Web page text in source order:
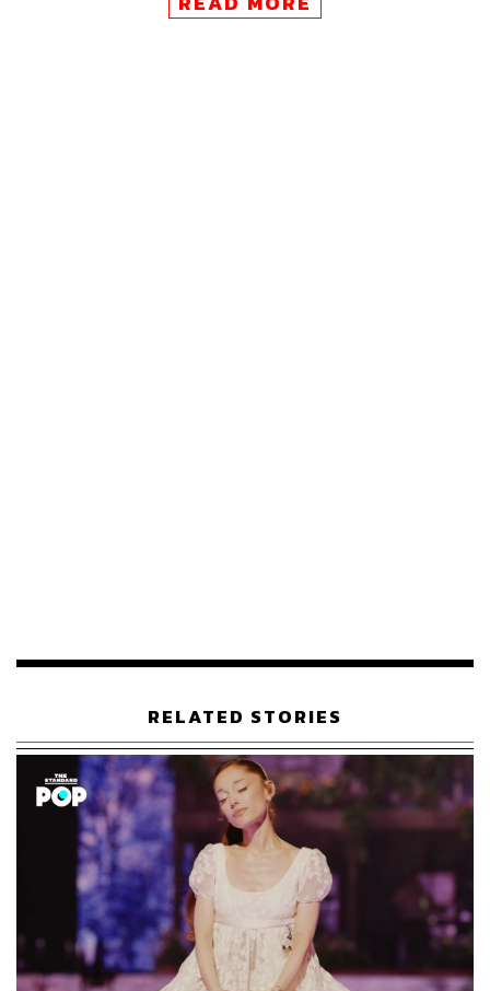
RELATED STORIES